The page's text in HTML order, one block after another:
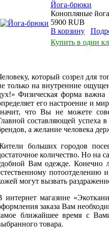
Йога-брюки
Конопляные
5900 RUB
В корзину
Купить в один
который созрел для
только на внутренние
Физическая форма
его настроение и
что Вы не можете
составляющей успеха
а желание человека
больших городов
количество. Но на
Вам одежде. Конечно
потоотделению
могут вызвать
интернет магазине
заказа Вам
ближайшее время с
товара.